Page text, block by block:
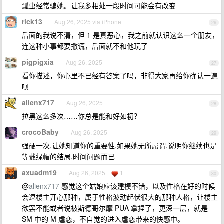
瓢虫经常骗她。让我多相处一段时间可能会有改变
26
rick13 Aug 26, 2025 via iPhone
后面的我说不清，但 1 是真恶心，我之前就认识这么一个朋友，
连这种小事都要撒谎，后面就不和他玩了
27
pigpigxia Aug 26, 2025
看你描述，你心里不已经有答案了吗，非得大家再给你确认一遍
呗
28
alienx717 Aug 26, 2025
拉黑这么多次……你总是能和好如初？
29
crocoBaby Aug 26, 2025
强硬一次,让她知道你的重要性,如果她无所屌谓,说明你继续也是
等戴绿帽的结局,时间问题而已
30
axuadm19 Aug 26, 2025 1
@alienx717 感觉这个姑娘应该建模不错，以及性格在好的时候
会逗楼主开心那种，属于性格波动起伏很大的那种人格，让楼主
欲罢不能或者说被斯德哥尔摩 PUA 拿捏了，更深一层，就是
SM 中的 M 虐恋，不自觉的进入虐恋带来的快感中。